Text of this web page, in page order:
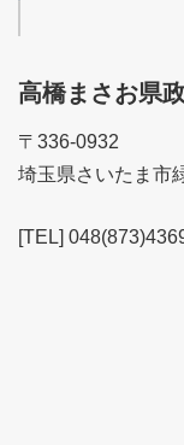
高橋まさお県
〒336-0932
埼玉県さいたま市
[TEL]